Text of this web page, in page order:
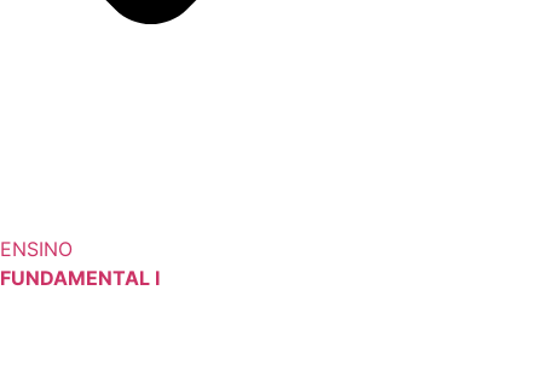
ENSINO
FUNDAMENTAL I